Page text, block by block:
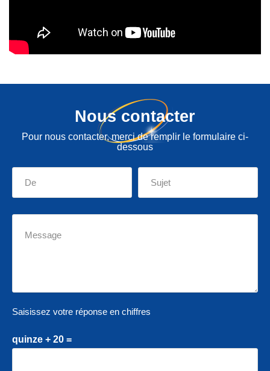
Nous contacter
Pour nous contacter, merci de remplir le formulaire ci-
dessous
Saisissez votre réponse en chiffres
quinze + 20 =